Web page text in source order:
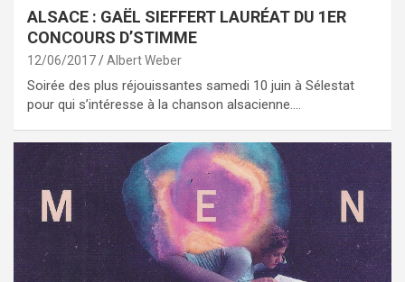
ALSACE : GAËL SIEFFERT LAURÉAT DU 1ER
CONCOURS D’STIMME
12/06/2017 Albert Weber
Soirée des plus réjouissantes samedi 10 juin à Sélestat
pour qui s’intéresse à la chanson alsacienne.…